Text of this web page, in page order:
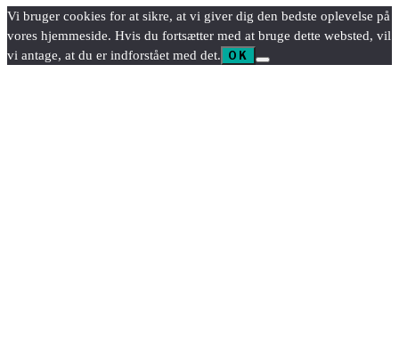
Vi bruger cookies for at sikre, at vi giver dig den bedste oplevelse på
vores hjemmeside. Hvis du fortsætter med at bruge dette websted, vil
vi antage, at du er indforstået med det.
OK